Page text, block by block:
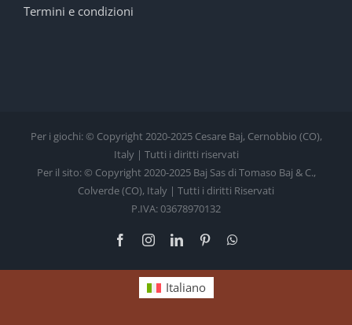
Termini e condizioni
Per i giochi: © Copyright 2020-2025 Cesare Baj, Cernobbio (CO),
Italy | Tutti i diritti riservati
Per il sito: © Copyright 2020-2025 Baj Sas di Tomaso Baj & C.,
Colverde (CO), Italy | Tutti i diritti Riservati
P.IVA: 03678970132
FacebookInstagramLinkedInPinterest
Italiano